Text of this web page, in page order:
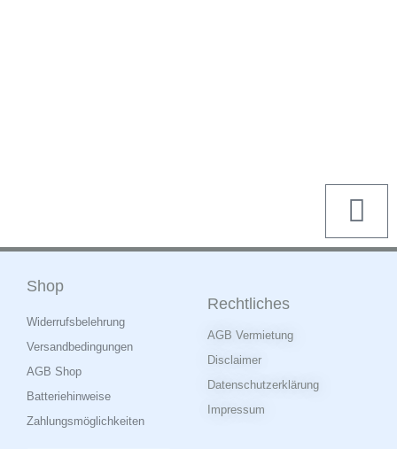
Shop
Widerrufsbelehrung
Versandbedingungen
AGB Shop
Batteriehinweise
Zahlungsmöglichkeiten
Rechtliches
AGB Vermietung
Disclaimer
Datenschutzerklärung
Impressum